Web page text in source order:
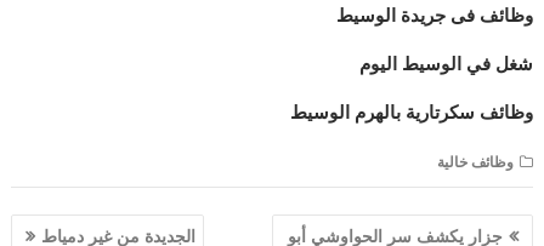
وظائف فى جريدة الوسيط
شغل في الوسيط اليوم
وظائف سكرتارية بالهرم الوسيط
وظائف خالية
تصفّح
جزار يكشف سر الحواوشي أبو
الجديدة من غير دمياط